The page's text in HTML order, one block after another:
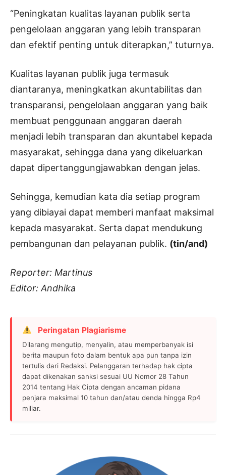
“Peningkatan kualitas layanan publik serta
pengelolaan anggaran yang lebih transparan
dan efektif penting untuk diterapkan,” tuturnya.
Kualitas layanan publik juga termasuk
diantaranya, meningkatkan akuntabilitas dan
transparansi, pengelolaan anggaran yang baik
membuat penggunaan anggaran daerah
menjadi lebih transparan dan akuntabel kepada
masyarakat, sehingga dana yang dikeluarkan
dapat dipertanggungjawabkan dengan jelas.
Sehingga, kemudian kata dia setiap program
yang dibiayai dapat memberi manfaat maksimal
kepada masyarakat. Serta dapat mendukung
pembangunan dan pelayanan publik. (tin/and)
Reporter: Martinus
Editor: Andhika
Peringatan Plagiarisme
Dilarang mengutip, menyalin, atau memperbanyak isi
berita maupun foto dalam bentuk apa pun tanpa izin
tertulis dari Redaksi. Pelanggaran terhadap hak cipta
dapat dikenakan sanksi sesuai UU Nomor 28 Tahun
2014 tentang Hak Cipta dengan ancaman pidana
penjara maksimal 10 tahun dan/atau denda hingga Rp4
miliar.